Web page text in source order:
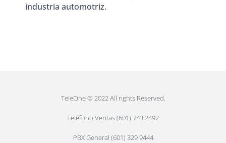
industria automotriz.
TeleOne © 2022 All rights Reserved.
Teléfono Ventas (601) 743 2492
PBX General (601) 329 9444